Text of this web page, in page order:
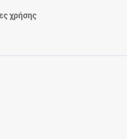
χρήσης